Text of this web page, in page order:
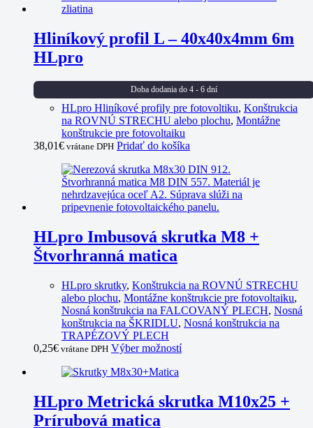
Hliníkový profil L – 40x40x4mm 6m
HLpro
Doba dodania do 4 - 6 dní
HLpro Hliníkové profily pre fotovoltiku, Konštrukcia
na ROVNÚ STRECHU alebo plochu, Montážne
konštrukcie pre fotovoltaiku
38,01€ vrátane DPH Pridať do košíka
HLpro Imbusová skrutka M8 +
Štvorhranná matica
HLpro skrutky, Konštrukcia na ROVNÚ STRECHU
alebo plochu, Montážne konštrukcie pre fotovoltaiku,
Nosná konštrukcia na FALCOVANÝ PLECH, Nosná
konštrukcia na ŠKRIDLU, Nosná konštrukcia na
TRAPÉZOVÝ PLECH
0,25€ vrátane DPH Výber možnostíThis
variants.
The
HLpro Metrická skrutka M10x25 +
Prírubová matica